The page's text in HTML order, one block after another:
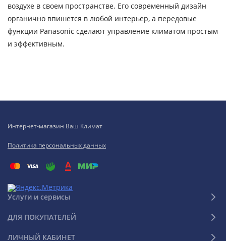
воздухе в своем пространстве. Его современный дизайн
органично впишется в любой интерьер, а передовые
функции Panasonic сделают управление климатом простым
и эффективным.
Интернет-магазин Ваш Климат
Политика персональных данных
Услуги и сервисы
ДЛЯ ПОКУПАТЕЛЕЙ
ЛИЧНЫЙ КАБИНЕТ